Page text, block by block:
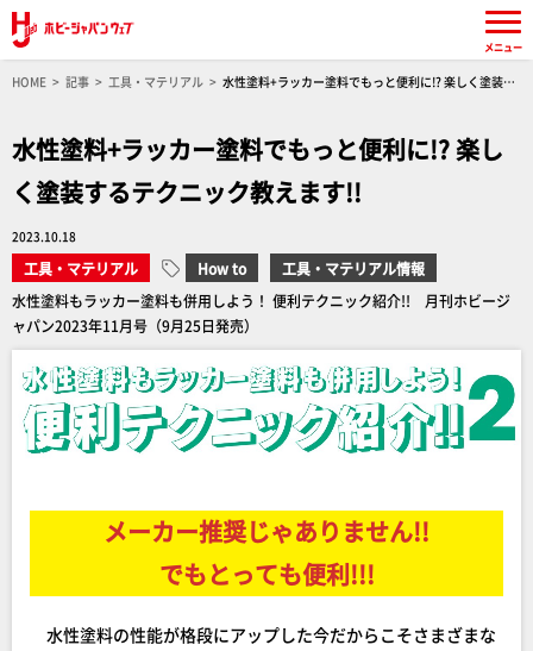
HOME 記事 工具・マテリアル
水性塗料+ラッカー塗料でもっと便利に!? 楽しく塗装す
水性塗料+ラッカー塗料でもっと便利に!? 楽し
く塗装するテクニック教えます!!
2023.10.18
工具・マテリアル How to
工具・マテリアル情報
水性塗料もラッカー塗料も併用しよう！ 便利テクニック紹介!! 月刊ホビージ
ャパン2023年11月号（9月25日発売）
メーカー推奨じゃありません!!
でもとっても便利!!!
水性塗料の性能が格段にアップした今だからこそさまざまな
メニュー